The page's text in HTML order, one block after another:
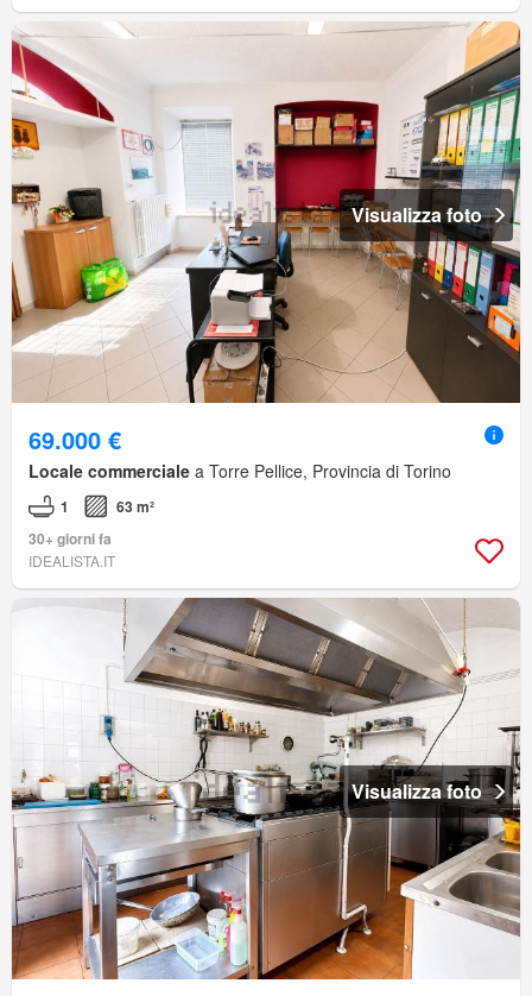
Visualizza foto
69.000 €
Locale commerciale a Torre Pellice, Provincia di Torino
1
63 m²
30+ giorni fa
IDEALISTA.IT
Visualizza foto